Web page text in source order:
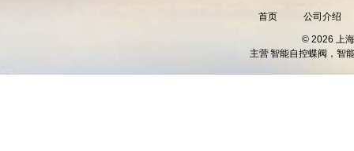
首页 公司介绍
© 2026 上
主营智能自控蝶阀，智